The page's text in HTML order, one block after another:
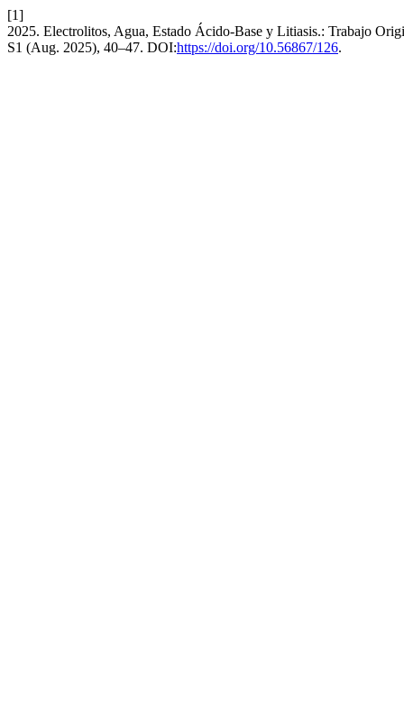
[1]
2025. Electrolitos, Agua, Estado Ácido-Base y Litiasis.: Trabajo
S1 (Aug. 2025), 40–47. DOI:https://doi.org/10.56867/126.